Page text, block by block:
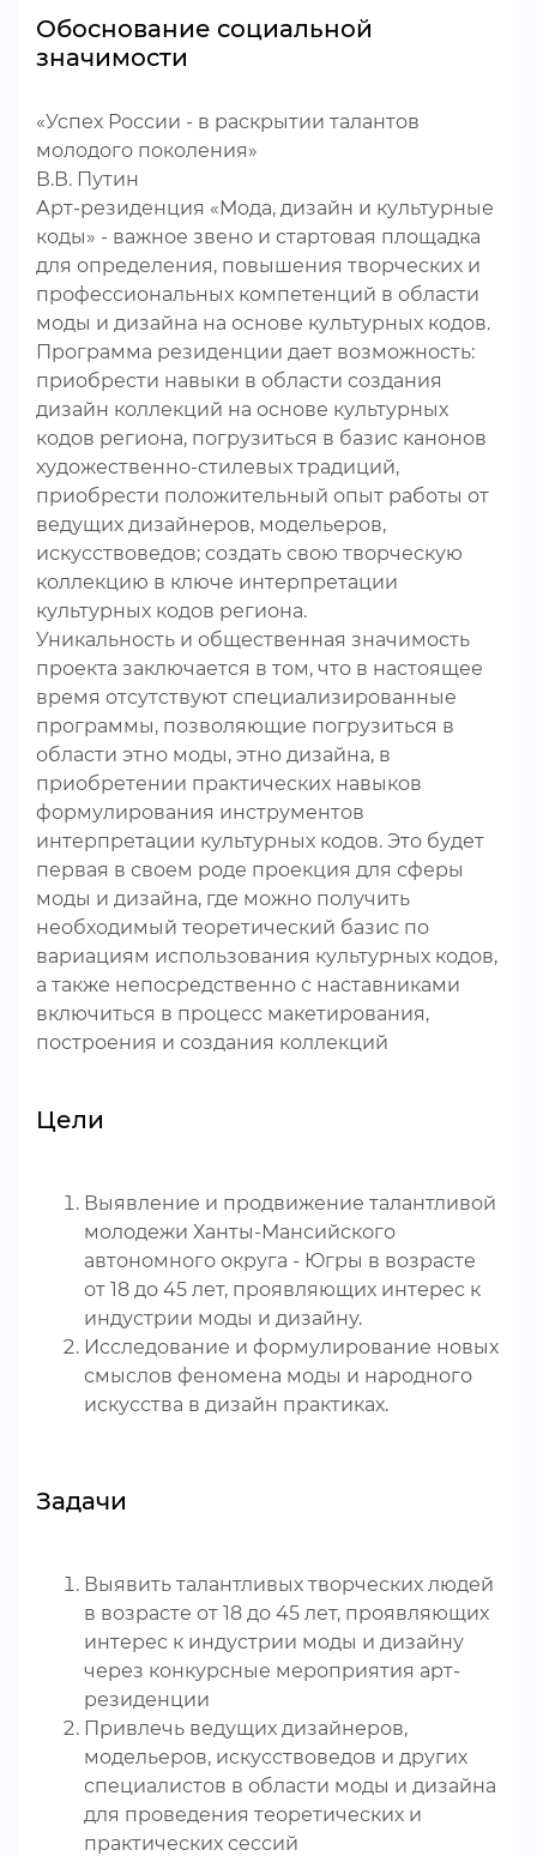
Обоснование социальной
значимости
«Успех России - в раскрытии талантов
молодого поколения»
В.В. Путин
Арт-резиденция «Мода, дизайн и культурные
коды» - важное звено и стартовая площадка
для определения, повышения творческих и
профессиональных компетенций в области
моды и дизайна на основе культурных кодов.
Программа резиденции дает возможность:
приобрести навыки в области создания
дизайн коллекций на основе культурных
кодов региона, погрузиться в базис канонов
художественно-стилевых традиций,
приобрести положительный опыт работы от
ведущих дизайнеров, модельеров,
искусствоведов; создать свою творческую
коллекцию в ключе интерпретации
культурных кодов региона.
Уникальность и общественная значимость
проекта заключается в том, что в настоящее
время отсутствуют специализированные
программы, позволяющие погрузиться в
области этно моды, этно дизайна, в
приобретении практических навыков
формулирования инструментов
интерпретации культурных кодов. Это будет
первая в своем роде проекция для сферы
моды и дизайна, где можно получить
необходимый теоретический базис по
вариациям использования культурных кодов,
а также непосредственно с наставниками
включиться в процесс макетирования,
построения и создания коллекций
Цели
Выявление и продвижение талантливой
молодежи Ханты-Мансийского
автономного округа - Югры в возрасте
от 18 до 45 лет, проявляющих интерес к
индустрии моды и дизайну.
Исследование и формулирование новых
смыслов феномена моды и народного
искусства в дизайн практиках.
Задачи
Выявить талантливых творческих людей
в возрасте от 18 до 45 лет, проявляющих
интерес к индустрии моды и дизайну
через конкурсные мероприятия арт-
резиденции
Привлечь ведущих дизайнеров,
модельеров, искусствоведов и других
специалистов в области моды и дизайна
для проведения теоретических и
практических сессий